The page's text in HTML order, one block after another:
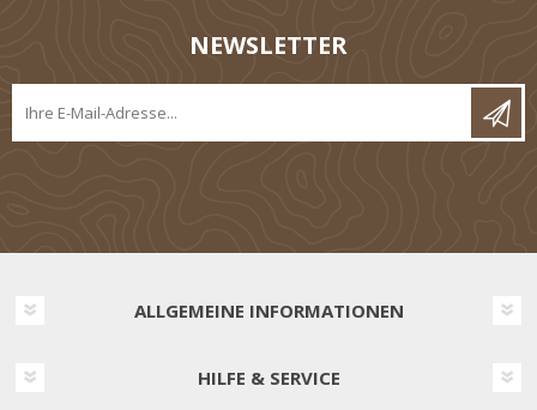
NEWSLETTER
ALLGEMEINE INFORMATIONEN
HILFE & SERVICE